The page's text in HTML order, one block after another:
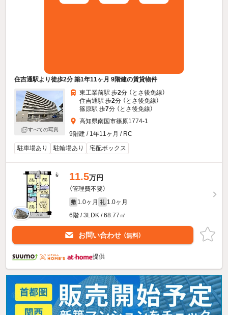
住吉通駅より徒歩2分 築1年11ヶ月 9階建の賃貸物件
すべての写真
東工業前駅 歩2分 （とさ後免線）
住吉通駅 歩2分 （とさ後免線）
篠原駅 歩7分 （とさ後免線）
高知県南国市篠原1774-1
9階建 / 1年11ヶ月 / RC
駐車場あり
駐輪場あり 宅配ボックス
11.5万円
（管理費不要）
敷 1.0ヶ月 礼 1.0ヶ月
6階 / 3LDK / 68.77㎡
お問い合わせ （無料）
提供